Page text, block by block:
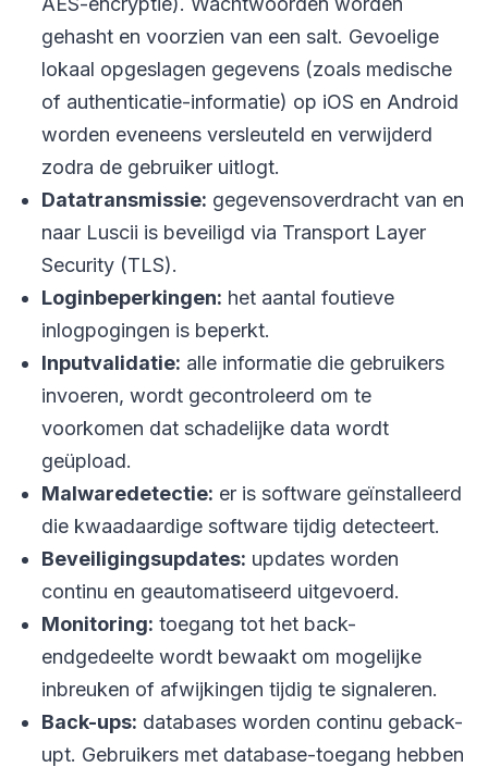
gehasht en voorzien van een salt. Gevoelige
lokaal opgeslagen gegevens (zoals medische
of authenticatie-informatie) op iOS en Android
worden eveneens versleuteld en verwijderd
zodra de gebruiker uitlogt.
Datatransmissie: gegevensoverdracht van en
naar Luscii is beveiligd via Transport Layer
Security (TLS).
Loginbeperkingen: het aantal foutieve
inlogpogingen is beperkt.
Inputvalidatie: alle informatie die gebruikers
invoeren, wordt gecontroleerd om te
voorkomen dat schadelijke data wordt
geüpload.
Malwaredetectie: er is software geïnstalleerd
die kwaadaardige software tijdig detecteert.
Beveiligingsupdates: updates worden
continu en geautomatiseerd uitgevoerd.
Monitoring: toegang tot het back-
endgedeelte wordt bewaakt om mogelijke
inbreuken of afwijkingen tijdig te signaleren.
Back-ups: databases worden continu geback-
upt. Gebruikers met database-toegang hebben